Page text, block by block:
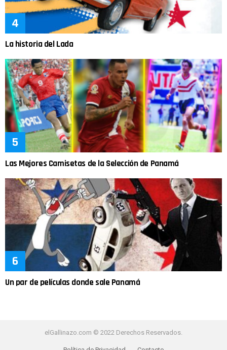
La historia del Lada
Las Mejores Camisetas de la Selección de Panamá
Un par de películas donde sale Panamá
elGallinazo.com © 2022 Derechos Reservados.